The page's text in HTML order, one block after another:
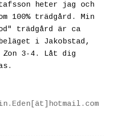
heter jag och
100% trädgård. Min
trädgård är ca
beläget i Jakobstad,
Zon 3-4. Låt dig